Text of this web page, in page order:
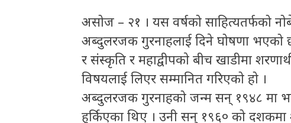
असोज – २१ । यस वर्षको साहित्यतर्फको
अब्दुलरजक गुरनाहलाई दिने घोषणा भएको
र संस्कृति र महाद्वीपकाे बीच खाडीमा
विषयलाई लिएर सम्मानित गरिएको हो ।
अब्दुलरजक गुरनाहको जन्म सन् १९४८ मा
हुर्किएका थिए । उनी सन् १९६० को दशकमा